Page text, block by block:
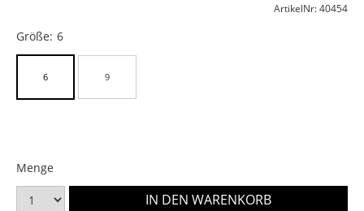
ArtikelNr: 40454
Größe: 6
6 9
Menge